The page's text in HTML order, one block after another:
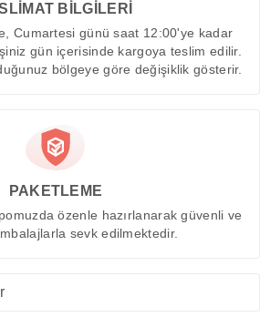
BİLGİLERİ
Cumartesi günü saat 12:00'ye kadar
gün içerisinde kargoya teslim edilir.
bölgeye göre değişiklik gösterir.
PAKETLEME
özenle hazırlanarak güvenli ve
sevk edilmektedir.